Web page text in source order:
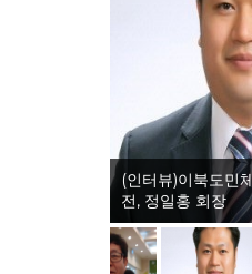
(인터뷰)이북도민
전, 정일홍 회장